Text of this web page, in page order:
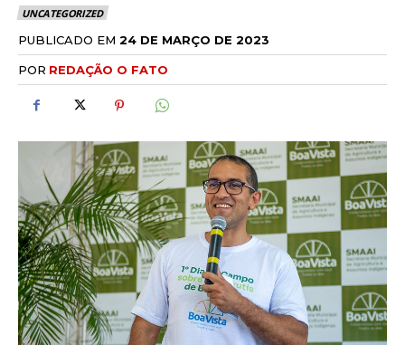
UNCATEGORIZED
PUBLICADO EM 24 DE MARÇO DE 2023
POR REDAÇÃO O FATO